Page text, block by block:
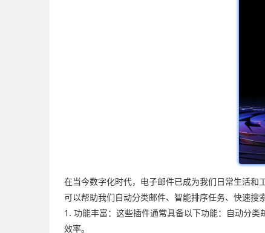
在当今数字化时代，电子邮件已成为我们日常生活
可以帮助我们自动分类邮件、智能排序任务、快速搜
1. 功能丰富：这些插件通常具备以下功能：自动分
效率。